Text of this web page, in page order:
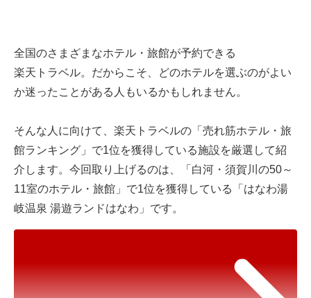
全国のさまざまなホテル・旅館が予約できる
楽天トラベル。だからこそ、どのホテルを選ぶのがよい
か迷ったことがある人もいるかもしれません。
そんな人に向けて、 楽天トラベルの「売れ筋ホテル・旅
館ランキング」で1位を獲得している施設を厳選して紹
介します。今回取り上げるのは、「白河・須賀川の50～
11室のホテル・旅館」で1位を獲得している「はなわ湯
岐温泉 湯遊ランドはなわ」です。